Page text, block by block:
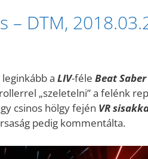
– DTM,
a LIV-féle Beat Saber
„szeletelni” a felénk
csinos hölgy fején VR
pedig kommentálta.